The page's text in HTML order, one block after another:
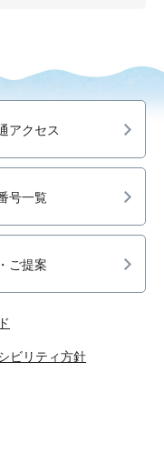
アクセス
号一覧
ご提案
ビリティ方針